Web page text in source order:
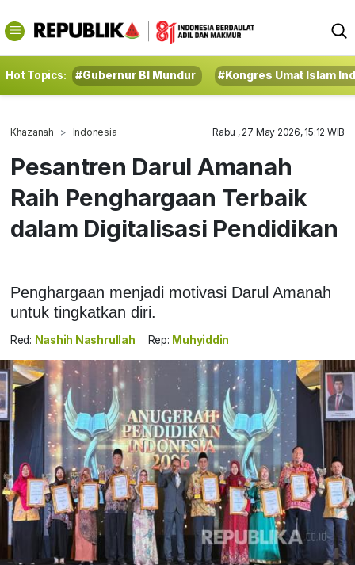
Hot Topics: #Gubernur BI Mundur #Kongres Umat Islam
Khazanah Indonesia Rabu , 27 May 2026, 15:12 WIB
Pesantren Darul Amanah
Raih Penghargaan Terbaik
dalam Digitalisasi Pendidikan
Penghargaan menjadi motivasi Darul Amanah
untuk tingkatkan diri.
Red: Nashih Nashrullah Rep: Muhyiddin